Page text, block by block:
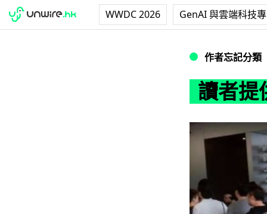
WWDC 2026 GenAI 與雲端科技
作者忘記分類
讀者提